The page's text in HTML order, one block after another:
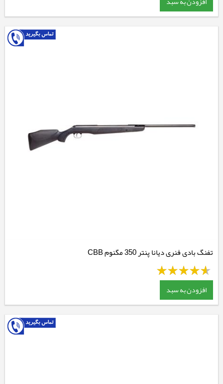
تفنگ بادی فنری دیانا پنتر 350 مگنوم CBB
افزودن به سبد